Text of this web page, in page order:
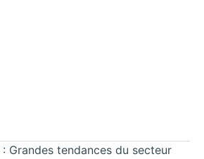
Grandes tendances du secteur